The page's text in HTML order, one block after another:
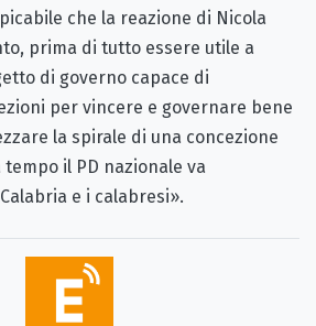
che la reazione di Nicola
prima di tutto essere utile a
di governo capace di
per vincere e governare bene
la spirale di una concezione
il PD nazionale va
e i calabresi».